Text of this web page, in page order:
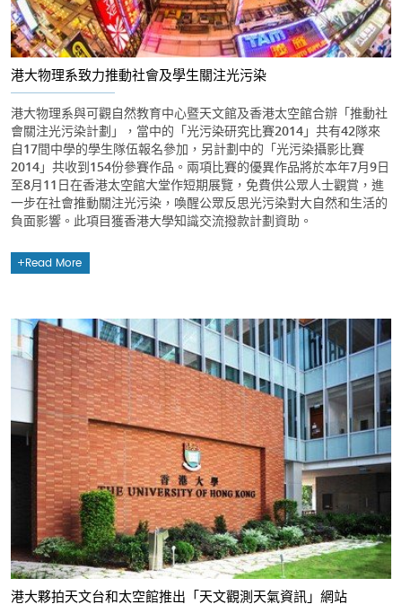
港大物理系致力推動社會及學生關注光污染
港大物理系與可觀自然教育中心暨天文館及香港太空館合辦「推動社
會關注光污染計劃」，當中的「光污染研究比賽2014」共有42隊來
自17間中學的學生隊伍報名參加，另計劃中的「光污染攝影比賽
2014」共收到154份參賽作品。兩項比賽的優異作品將於本年7月9日
至8月11日在香港太空館大堂作短期展覽，免費供公眾人士觀賞，進
一步在社會推動關注光污染，喚醒公眾反思光污染對大自然和生活的
負面影響。此項目獲香港大學知識交流撥款計劃資助。
Read More
港大夥拍天文台和太空館推出「天文觀測天氣資訊」網站